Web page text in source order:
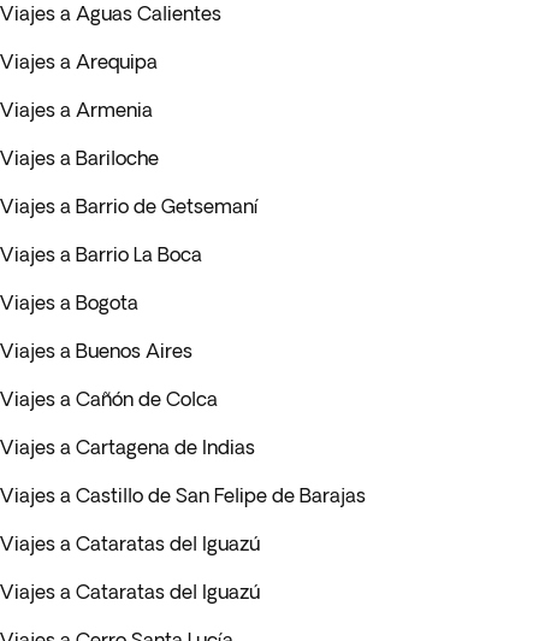
Viajes a Aguas Calientes
Viajes a Arequipa
Viajes a Armenia
Viajes a Bariloche
Viajes a Barrio de Getsemaní
Viajes a Barrio La Boca
Viajes a Bogota
Viajes a Buenos Aires
Viajes a Cañón de Colca
Viajes a Cartagena de Indias
Viajes a Castillo de San Felipe de Barajas
Viajes a Cataratas del Iguazú
Viajes a Cataratas del Iguazú